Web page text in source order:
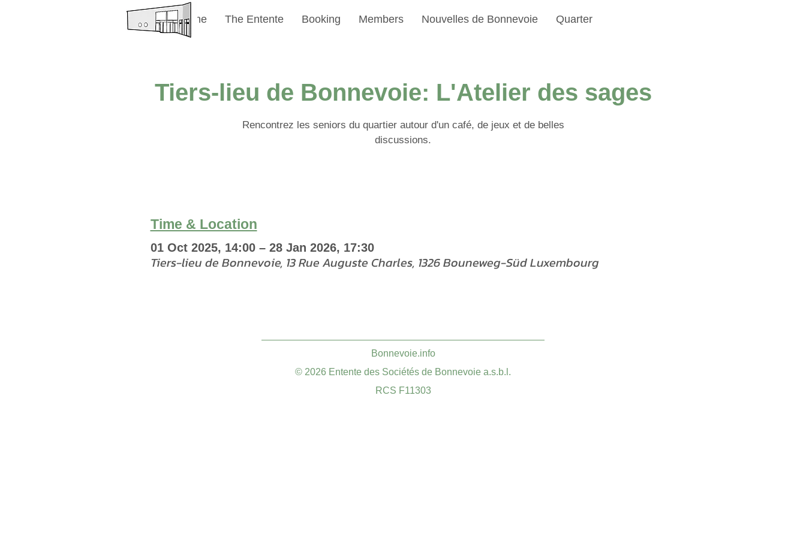
Welcome The Entente Booking Members Nouvelles de Bonnevoie Quarter
Tiers-lieu de Bonnevoie: L'Atelier des sages
Rencontrez les seniors du quartier autour d'un café, de jeux et de belles
discussions.
Time & Location
01 Oct 2025, 14:00 – 28 Jan 2026, 17:30
Tiers-lieu de Bonnevoie, 13 Rue Auguste Charles, 1326 Bouneweg-Süd Luxembourg
​Bonnevoie.info
© 2026 Entente des Sociétés de Bonnevoie a.s.b.l.
RCS F11303